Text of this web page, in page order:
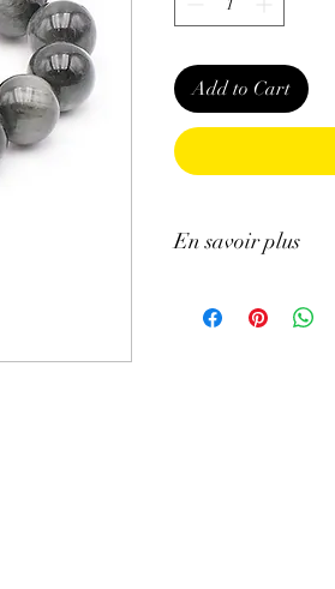
Add to Cart
En savoir plus
ATTENTION,